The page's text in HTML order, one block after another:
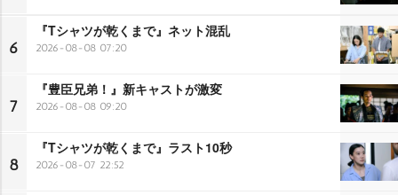
6
『Tシャツが乾くまで』ネット混乱
2026-08-08 07:20
7
『豊臣兄弟！』新キャストが激変
2026-08-08 09:20
8
『Tシャツが乾くまで』ラスト10秒
2026-08-07 22:52